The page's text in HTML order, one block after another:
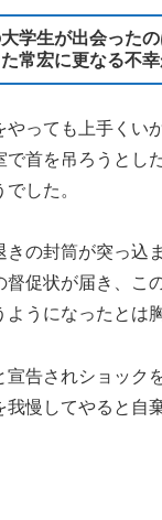
学生が出会った
常宏に更なる不幸
やっても上手くい
で首を吊ろうとし
した。
きの封筒が突っ込
督促状が届き、こ
うになったとは
宣告されショック
我慢してやると自